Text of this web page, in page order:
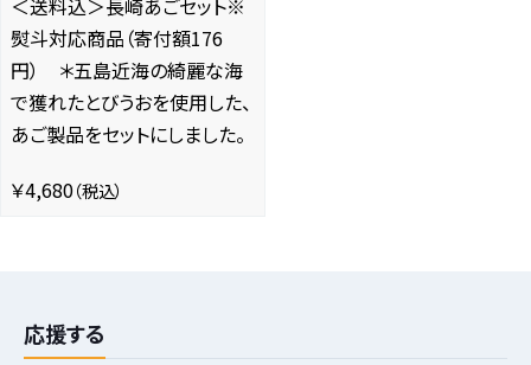
＜送料込＞長崎あごセット※
熨斗対応商品（寄付額176
円） ＊五島近海の綺麗な海
で獲れたとびうおを使用した、
あご製品をセットにしました。
￥4,680（税込）
応援する